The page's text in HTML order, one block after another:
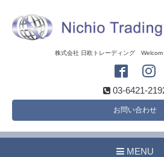
株式会社 日欧トレーディング
03-6421-
お問い合わせ
MENU